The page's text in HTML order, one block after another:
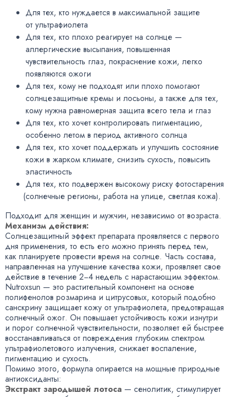
Для тех, кто нуждается в максимальной защите
от ультрафиолета
Для тех, кто плохо реагирует на солнце —
аллергические высыпания, повышенная
чувствительность глаз, покраснение кожи, легко
появляются ожоги
Для тех, кому не подходят или плохо помогают
солнцезащитные кремы и лосьоны, а также для тех,
кому нужна равномерная защита всего тела и глаз
Для тех, кто хочет контролировать пигментацию,
особенно летом в период активного солнца
Для тех, кто хочет поддержать и улучшить состояние
кожи в жарком климате, снизить сухость, повысить
эластичность
Для тех, кто подвержен высокому риску фотостарения
(солнечные регионы, работа на улице, светлая кожа).
Подходит для женщин и мужчин, независимо от возраста.
Механизм действия:
Солнцезащитный эффект препарата проявляется с первого
дня применения, то есть его можно принять перед тем,
как планируете провести время на солнце. Часть состава,
направленная на улучшение качества кожи, проявляет свое
действие в течение 2−4 недель с нарастающим эффектом.
Nutroxsun — это растительный компонент на основе
полифенолов розмарина и цитрусовых, который подобно
санскрину защищает кожу от ультрафиолета, предотвращая
солнечный ожог. Он повышает устойчивость кожи изнутри
и порог солнечной чувствительности, позволяет ей быстрее
восстанавливаться от повреждения глубоким спектром
ультрафиолетового излучения, снижает воспаление,
пигментацию и сухость.
Помимо этого, формула опирается на мощные природные
антиоксиданты:
Экстракт зародышей лотоса — сенолитик, стимулирует